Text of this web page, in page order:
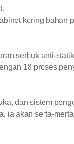
kering bahan
serbuk anti-
18 proses
dan sistem
ia akan serta-